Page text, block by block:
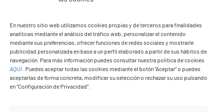
En nuestro sitio web utilizamos cookies propias y de terceros para finalidades
analíticas mediante el análisis del tráfico web, personalizar el contenido
mediante sus preferencias, ofrecer funciones de redes sociales y mostrarle
publicidad personalizada en base a un perfil elaborado a partir de sus hábitos de
navegación. Para más información puedes consultar nuestra política de cookies
AQUÍ
Puedes aceptar todas las cookies mediante el botón “Aceptar” o puedes
aceptarlas de forma concreta, modificar su selección o rechazar su uso pulsando
en “Configuración de Privacidad”.
Ayuntamiento de Yaiza
Pza. de Los Remedios, 1
35570 – Yaiza
Tel:928 83 62 20